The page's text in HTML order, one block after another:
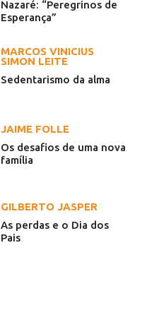
Nazaré: “Peregrinos de
Esperança”
MARCOS VINICIUS
SIMON LEITE
Sedentarismo da alma
JAIME FOLLE
Os desafios de uma nova
família
GILBERTO JASPER
As perdas e o Dia dos
Pais